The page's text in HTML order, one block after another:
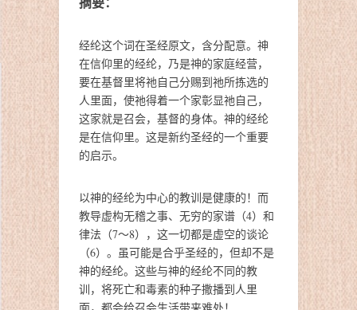
经纶这个词在圣经原文，含分配意。神
在信仰里的经纶，乃是神的家庭经营，
要在基督里将祂自己分赐到祂所拣选的
人里面，使祂得着一个家彰显祂自己，
这家就是召会，基督的身体。神的经纶
是在信仰里。这是新约圣经的一个重要
的启示。
以神的经纶为中心的教训是健康的！而
教导虚构无稽之事、无穷的家谱（4）和
律法（7～8），这一切都是虚空的谈论
（6）。虽可能是合乎圣经的，但却不是
神的经纶。这些与神的经纶不同的教
训，将死亡和毒素的种子撒播到人里
面，都会给召会生活带来难处！